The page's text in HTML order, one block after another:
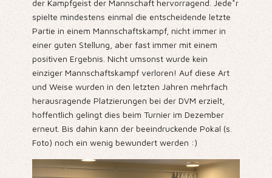
der Kampfgeist der Mannschaft hervorragend. Jede*r
spielte mindestens einmal die entscheidende letzte
Partie in einem Mannschaftskampf, nicht immer in
einer guten Stellung, aber fast immer mit einem
positiven Ergebnis. Nicht umsonst wurde kein
einziger Mannschaftskampf verloren! Auf diese Art
und Weise wurden in den letzten Jahren mehrfach
herausragende Platzierungen bei der DVM erzielt,
hoffentlich gelingt dies beim Turnier im Dezember
erneut. Bis dahin kann der beeindruckende Pokal (s.
Foto) noch ein wenig bewundert werden :)